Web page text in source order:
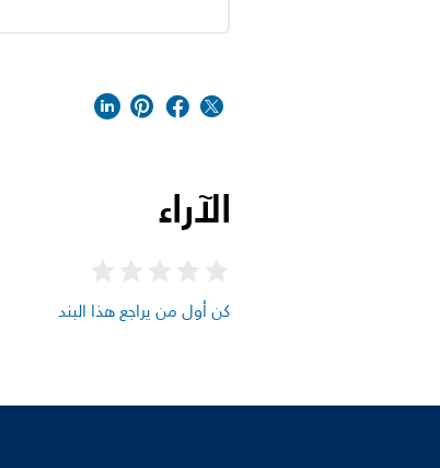
الآراء
كن أول من يراجع هذا البند